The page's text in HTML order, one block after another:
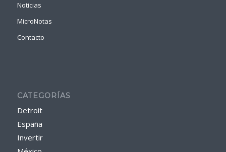
Noticias
MicroNotas
Contacto
CATEGORÍAS
Detroit
España
Invertir